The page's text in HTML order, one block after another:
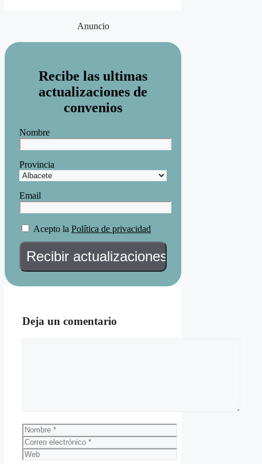
Anuncio
Recibe las ultimas
actualizaciones de
convenios
Nombre
Provincia
Email
Acepto la Política de privacidad
Deja un comentario
Nombre
Correo
electrónico
Web